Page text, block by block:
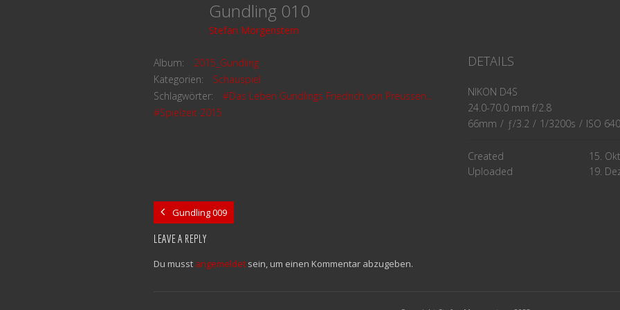
Gundling 010
Stefan Morgenstern
Album:
2015_Gundling
Kategorien:
Schauspiel
Schlagwörter:
#Das Leben Gundlings Friedrich von Preussen...
#Spielzeit 2015
DETAILS
NIKON D4S
24.0-70.0 mm f/2.8
66mm / ƒ/3.2 / 1/3200s / ISO
Created
15.
Uploaded
19.
Gundling 009
LEAVE A REPLY
Du musst angemeldet sein, um einen Kommentar abzugeben.